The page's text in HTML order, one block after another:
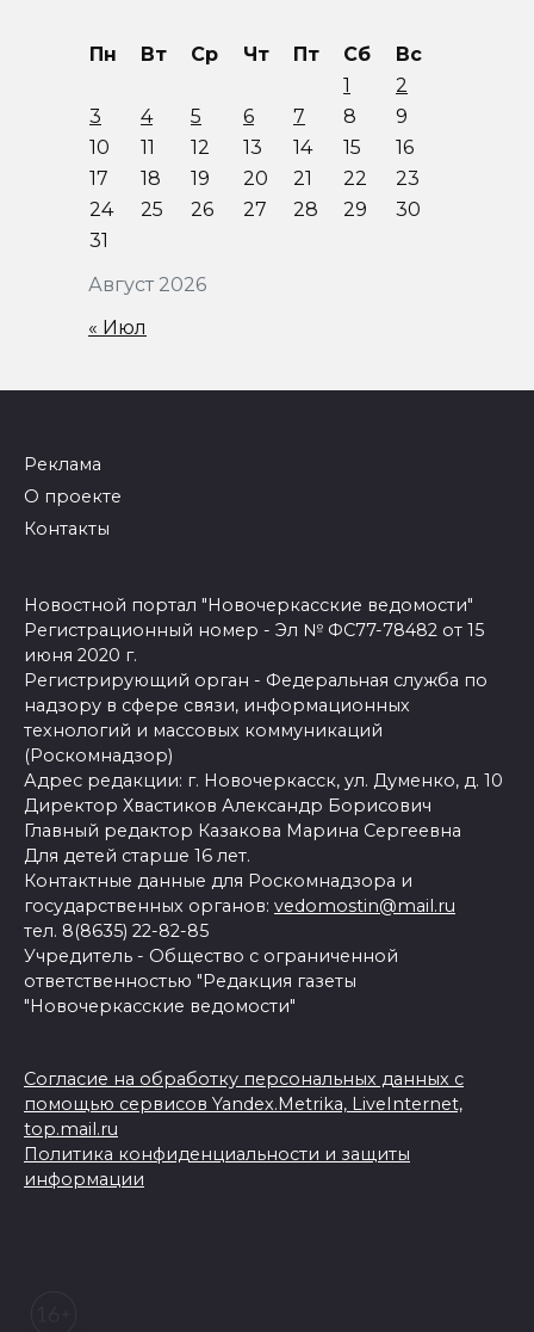
Август 2026
Пн Вт Ср Чт Пт Сб
Вс
1
2
3
4 5 6 7 8
9
10
11 12 13 14 15
16
17
18 19 20 21 22
23
24
25 26 27 28 29
30
31
« Июл
Реклама
О проекте
Контакты
Новостной портал "Новочеркасские ведомости"
Регистрационный номер - Эл № ФС77-78482 от 15
июня 2020 г.
Регистрирующий орган - Федеральная служба по
надзору в сфере связи, информационных
технологий и массовых коммуникаций
(Роскомнадзор)
Адрес редакции: г. Новочеркасск, ул. Думенко, д. 10
Директор Хвастиков Александр Борисович
Главный редактор Казакова Марина Сергеевна
Для детей старше 16 лет.
Контактные данные для Роскомнадзора и
государственных органов: vedomostin@mail.ru
тел. 8(8635) 22-82-85
Учредитель - Общество с ограниченной
ответственностью "Редакция газеты
"Новочеркасские ведомости"
Согласие на обработку персональных данных с
помощью сервисов Yandex.Metrika, LiveInternet,
top.mail.ru
Политика конфиденциальности и защиты
информации